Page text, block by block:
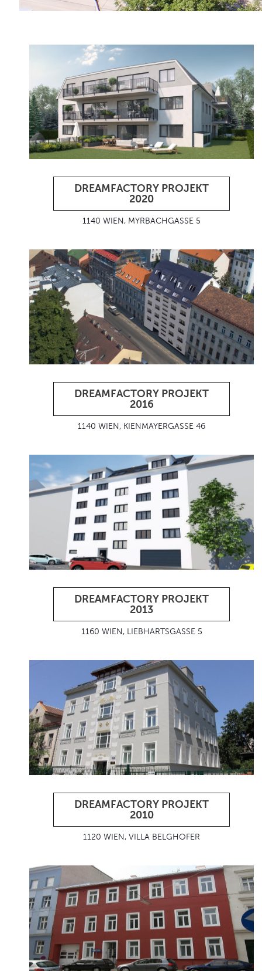
DREAMFACTORY PROJEKT
2020
1140 WIEN, MYRBACHGASSE 5
DREAMFACTORY PROJEKT
2016
1140 WIEN, KIENMAYERGASSE 46
DREAMFACTORY PROJEKT
2013
1160 WIEN, LIEBHARTSGASSE 5
DREAMFACTORY PROJEKT
2010
1120 WIEN, VILLA BELGHOFER